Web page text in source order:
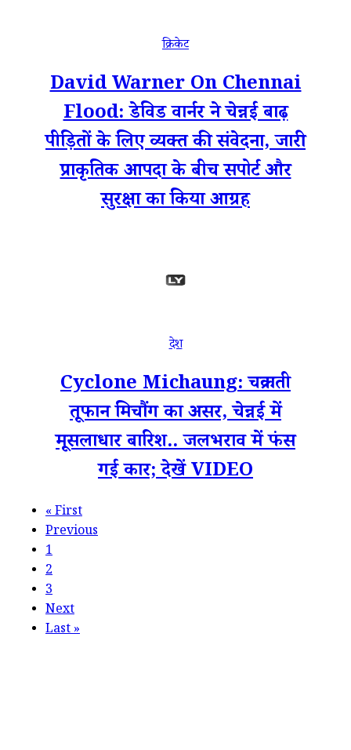
क्रिकेट
David Warner On Chennai
Flood: डेविड वार्नर ने चेन्नई बाढ़
पीड़ितों के लिए व्यक्त की संवेदना, जारी
प्राकृतिक आपदा के बीच सपोर्ट और
सुरक्षा का किया आग्रह
देश
Cyclone Michaung: चक्रवाती
तूफान मिचौंग का असर, चेन्नई में
मूसलाधार बारिश.. जलभराव में फंस
गई कार; देखें VIDEO
«First
Previous
1
2
3
Next
Last»